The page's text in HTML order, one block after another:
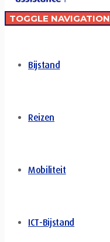
TOGGLE NAVIGATION
Bijstand
Reizen
Mobiliteit
ICT-Bijstand